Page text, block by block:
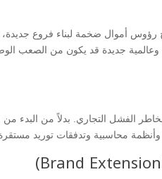
ضخ رؤوس أموال ضخمة لبناء فروع
جديدة قد يكون من الصعب
مخاطر الفشل التجاري. بدلاً من
محاسبية وتدفقات توريد